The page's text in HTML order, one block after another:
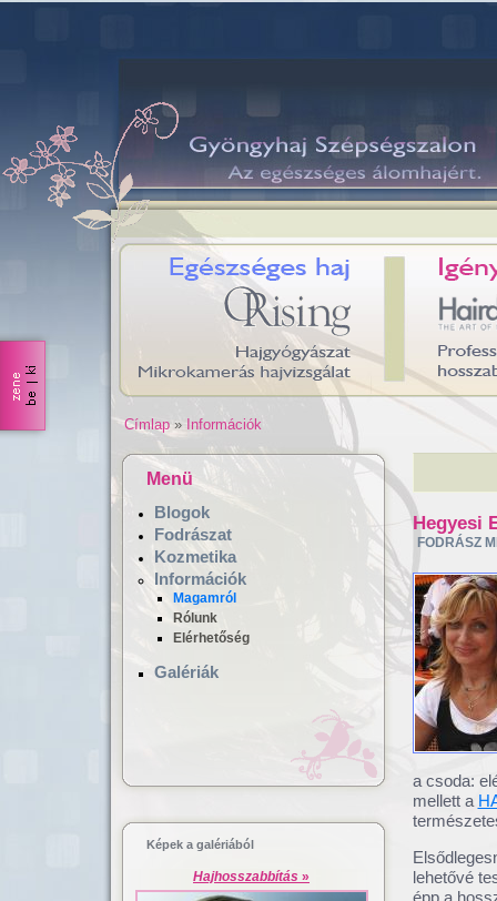
mikrokamerás hajvizsgálat
Lézeres
dúsítás
Címlap» Információk
Hegyesi
FODRÁSZ
a csoda:
mellett a
lehetővé
épp a
Menü
Blogok
Fodrászat
Kozmetika
Információk
Magamról
Rólunk
Elérhetőség
Galériák
Képek a galériából
Hajhosszabbítás »